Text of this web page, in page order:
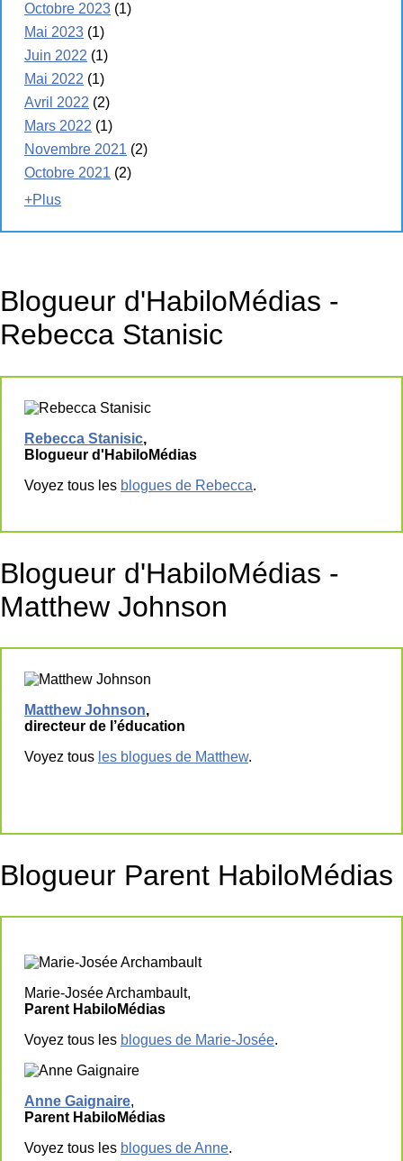
Octobre 2023 (1)
Mai 2023 (1)
Juin 2022 (1)
Mai 2022 (1)
Avril 2022 (2)
Mars 2022 (1)
Novembre 2021 (2)
Octobre 2021 (2)
+Plus
Blogueur d'HabiloMédias -
Rebecca Stanisic
Rebecca Stanisic,
Blogueur d'HabiloMédias
Voyez tous les blogues de Rebecca.
Blogueur d'HabiloMédias -
Matthew Johnson
Matthew Johnson,
directeur de l’éducation
Voyez tous les blogues de Matthew.
Blogueur Parent HabiloMédias
Marie-Josée Archambault,
Parent HabiloMédias
Voyez tous les blogues de Marie-Josée.
Anne Gaignaire,
Parent HabiloMédias
Voyez tous les blogues de Anne.